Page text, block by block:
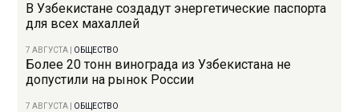
В Узбекистане создадут энергетические паспорта
для всех махаллей
7 АВГУСТА ОБЩЕСТВО
Более 20 тонн винограда из Узбекистана не
допустили на рынок России
7 АВГУСТА ОБЩЕСТВО